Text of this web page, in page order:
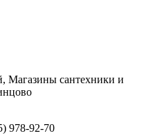
Магазины сантехники и
978-92-70